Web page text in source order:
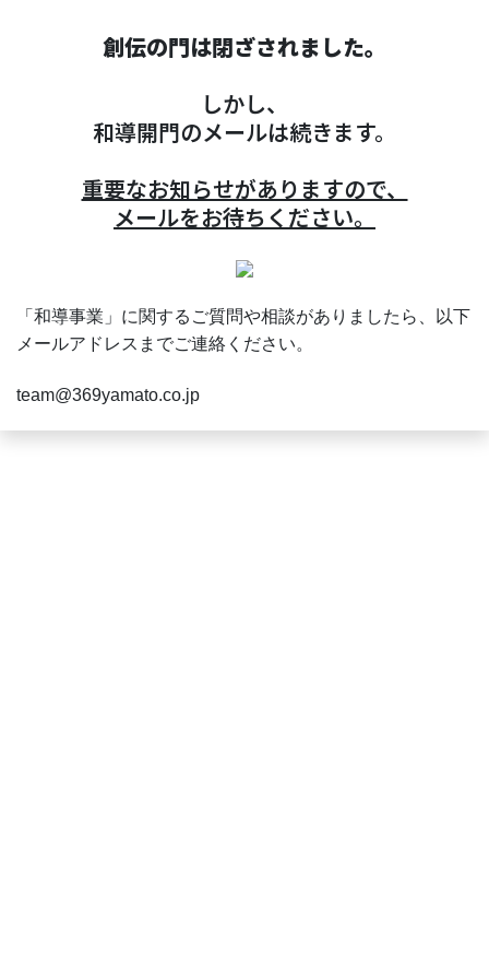
創伝の門は閉ざされました。
しかし、
和導開門のメールは続きます。
重要なお知らせがありますので、
メールをお待ちください。
「和導事業」に関するご質問や相談がありましたら、以下
メールアドレスまでご連絡ください。
team@369yamato.co.jp